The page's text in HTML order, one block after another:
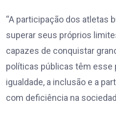
“A participação dos atletas
superar seus próprios
capazes de conquistar
políticas públicas têm esse
igualdade, a inclusão e a
com deficiência na